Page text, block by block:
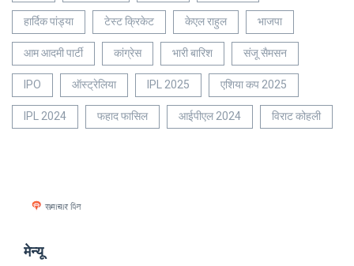
हार्दिक पांड्या
टेस्ट क्रिकेट केएल राहुल
भाजपा
आम आदमी पार्टी
कांग्रेस भारी बारिश
संजू सैमसन
IPO
ऑस्ट्रेलिया IPL 2025
एशिया कप 2025
IPL 2024
फहाद फासिल आईपीएल 2024 विराट कोहली
मेन्यू